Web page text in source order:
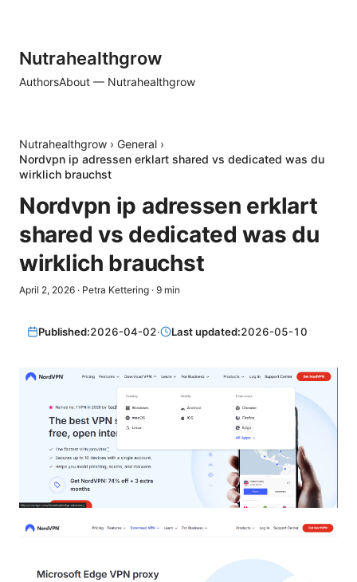
Nutrahealthgrow
AuthorsAbout — Nutrahealthgrow
Nutrahealthgrow › General ›
Nordvpn ip adressen erklart shared vs dedicated was du
wirklich brauchst
Nordvpn ip adressen erklart
shared vs dedicated was du
wirklich brauchst
April 2, 2026 · Petra Kettering · 9 min
Published:2026-04-02· Last updated:2026-05-10